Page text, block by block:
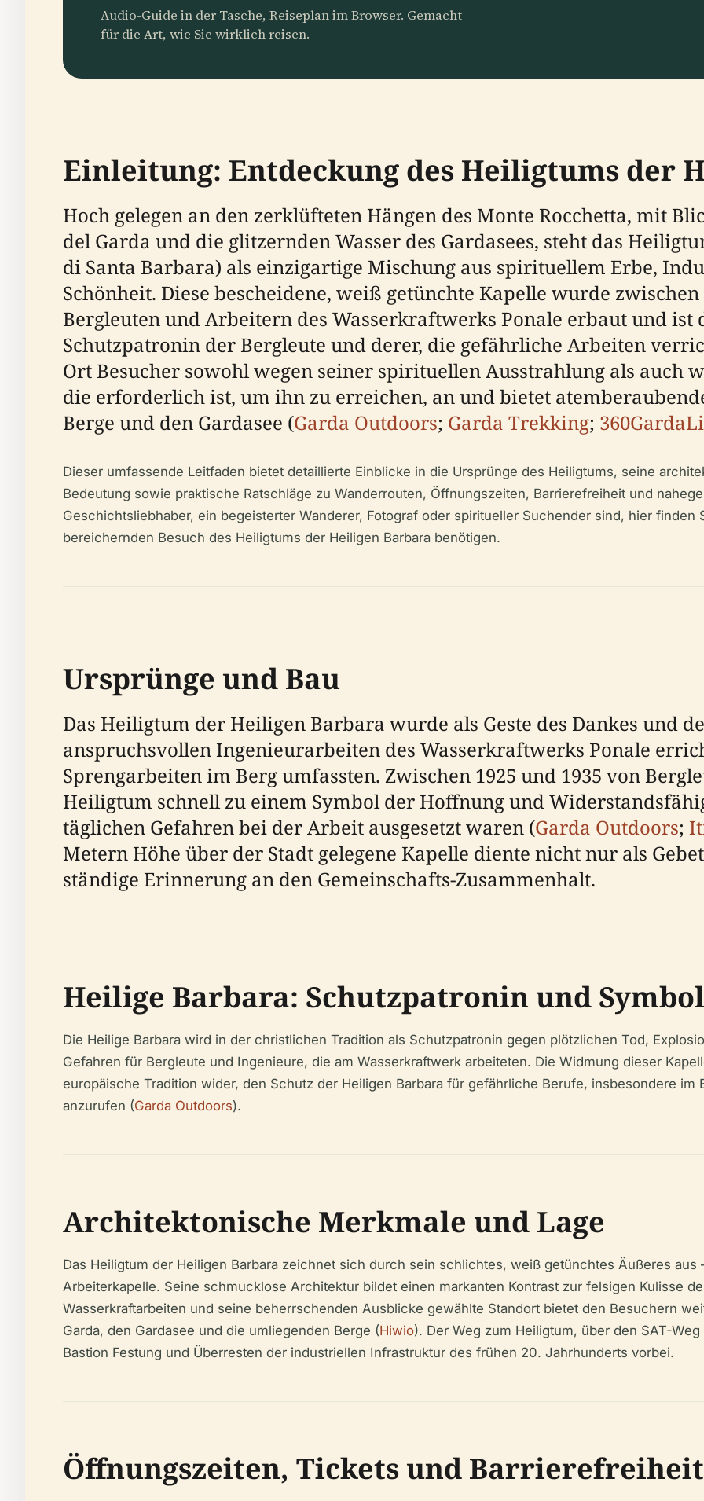
Audio-Guide in der Tasche, Reiseplan im Browser. Gemacht
für die Art, wie Sie wirklich reisen.
Einleitung: Entdeckung des Heiligtums der
Hoch gelegen an den zerklüfteten Hängen des Monte Rocchetta, mit
del Garda und die glitzernden Wasser des Gardasees, steht das
di Santa Barbara) als einzigartige Mischung aus spirituellem Erbe,
Schönheit. Diese bescheidene, weiß getünchte Kapelle wurde zwischen
Bergleuten und Arbeitern des Wasserkraftwerks Ponale erbaut und
Schutzpatronin der Bergleute und derer, die gefährliche Arbeiten
Ort Besucher sowohl wegen seiner spirituellen Ausstrahlung als auch
die erforderlich ist, um ihn zu erreichen, an und bietet
Berge und den Gardasee (Garda Outdoors; Garda Trekking;
Dieser umfassende Leitfaden bietet detaillierte Einblicke in die Ursprünge des Heiligtums, seine
Bedeutung sowie praktische Ratschläge zu Wanderrouten, Öffnungszeiten, Barrierefreiheit und
Geschichtsliebhaber, ein begeisterter Wanderer, Fotograf oder spiritueller Suchender sind, hier
bereichernden Besuch des Heiligtums der Heiligen Barbara benötigen.
Ursprünge und Bau
Das Heiligtum der Heiligen Barbara wurde als Geste des Dankes und
anspruchsvollen Ingenieurarbeiten des Wasserkraftwerks Ponale
Sprengarbeiten im Berg umfassten. Zwischen 1925 und 1935 von
Heiligtum schnell zu einem Symbol der Hoffnung und
täglichen Gefahren bei der Arbeit ausgesetzt waren (Garda Outdoors;
Metern Höhe über der Stadt gelegene Kapelle diente nicht nur als
ständige Erinnerung an den Gemeinschafts-Zusammenhalt.
Heilige Barbara: Schutzpatronin und Symbol
Die Heilige Barbara wird in der christlichen Tradition als Schutzpatronin gegen plötzlichen Tod,
Gefahren für Bergleute und Ingenieure, die am Wasserkraftwerk arbeiteten. Die Widmung dieser
europäische Tradition wider, den Schutz der Heiligen Barbara für gefährliche Berufe, insbesondere
anzurufen (Garda Outdoors).
Architektonische Merkmale und Lage
Das Heiligtum der Heiligen Barbara zeichnet sich durch sein schlichtes, weiß getünchtes Äußeres aus
Arbeiterkapelle. Seine schmucklose Architektur bildet einen markanten Kontrast zur felsigen Kulisse
Wasserkraftarbeiten und seine beherrschenden Ausblicke gewählte Standort bietet den Besuchern
Garda, den Gardasee und die umliegenden Berge (Hiwio). Der Weg zum Heiligtum, über den SAT-
Bastion Festung und Überresten der industriellen Infrastruktur des frühen 20. Jahrhunderts vorbei.
Öffnungszeiten, Tickets und Barrierefreiheit